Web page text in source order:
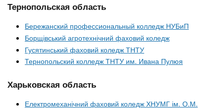
Тернопольская область
Бережанский профессиональный колледж НУБиП
Борщівський агротехнічний фаховий коледж
Гусятинський фаховий коледж ТНТУ
Тернопольский колледж ТНТУ им. Ивана Пулюя
Харьковская область
Електромеханічний фаховий коледж ХНУМГ ім. О.М.